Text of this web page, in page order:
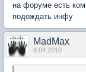
на форуме есть
подождать инфу
MadMax
8.04.2010